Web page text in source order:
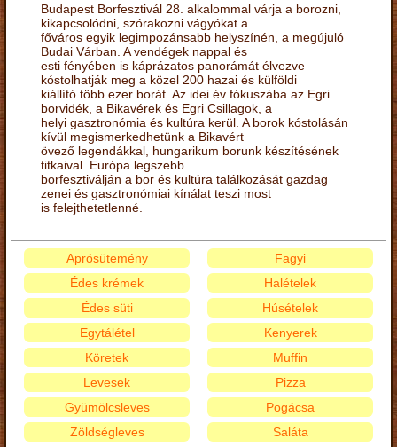
Budapest Borfesztivál 28. alkalommal várja a borozni,
kikapcsolódni, szórakozni vágyókat a
főváros egyik legimpozánsabb helyszínén, a megújuló
Budai Várban. A vendégek nappal és
esti fényében is káprázatos panorámát élvezve
kóstolhatják meg a közel 200 hazai és külföldi
kiállító több ezer borát. Az idei év fókuszába az Egri
borvidék, a Bikavérek és Egri Csillagok, a
helyi gasztronómia és kultúra kerül. A borok kóstolásán
kívül megismerkedhetünk a Bikavért
övező legendákkal, hungarikum borunk készítésének
titkaival. Európa legszebb
borfesztiválján a bor és kultúra találkozását gazdag
zenei és gasztronómiai kínálat teszi most
is felejthetetlenné.
Aprósütemény
Édes krémek
Édes süti
Egytálétel
Fagyi
Halételek
Húsételek
Kenyerek
Köretek
Levesek
Gyümölcsleves
Zöldségleves
Muffin
Pizza
Pogácsa
Saláta